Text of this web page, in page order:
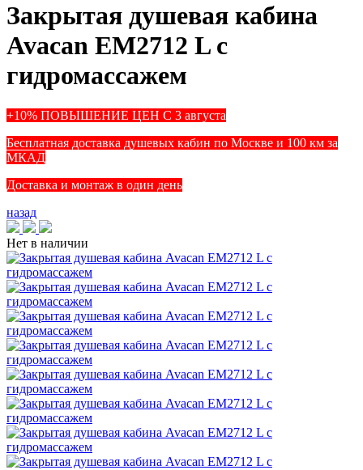
Закрытая душевая кабина
Avacan EM2712 L с
гидромассажем
+10% ПОВЫШЕНИЕ ЦЕН С 3 августа
Бесплатная доставка душевых кабин по Москве и 100 км за
МКАД
Доставка и монтаж в один день
назад
Нет в наличии